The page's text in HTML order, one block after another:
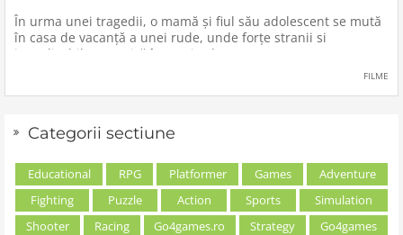
În urma unei tragedii, o mamă şi fiul său adolescent se mută
în casa de vacanţă a unei rude, unde forţe stranii si
inexplicabile conspiră împotriva lor.
FILME
Categorii sectiune
Educational RPG Platformer Games
Adventure
Fighting
Puzzle Action Sports
Simulation
Shooter
Racing Go4games.ro Strategy
Go4games